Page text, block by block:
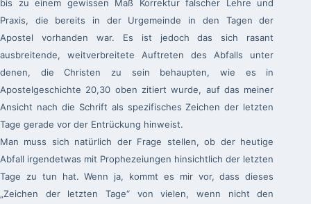
bis zu einem gewissen Maß Korrektur falscher Lehre und
Praxis, die bereits in der Urgemeinde in den Tagen der
Apostel vorhanden war. Es ist jedoch das sich rasant
ausbreitende, weitverbreitete Auftreten des Abfalls unter
denen, die Christen zu sein behaupten, wie es in
Apostelgeschichte 20,30 oben zitiert wurde, auf das meiner
Ansicht nach die Schrift als spezifisches Zeichen der letzten
Tage gerade vor der Entrückung hinweist.
Man muss sich natürlich der Frage stellen, ob der heutige
Abfall irgendetwas mit Prophezeiungen hinsichtlich der letzten
Tage zu tun hat. Wenn ja, kommt es mir vor, dass dieses
„Zeichen der letzten Tage“ von vielen, wenn nicht den